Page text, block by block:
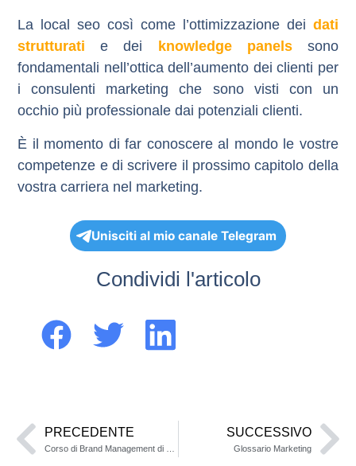
La local seo così come l’ottimizzazione dei dati
strutturati e dei knowledge panelssono
fondamentali nell’ottica dell’aumento dei clienti per
i consulenti marketing che sono visti con un
occhio più professionale dai potenziali clienti.
È il momento di far conoscere al mondo le vostre
competenze e di scrivere il prossimo capitolo della
vostra carriera nel marketing.
Unisciti al mio canale Telegram
Condividi l'articolo
PRECEDENTE SUCCESSIVO
Glossario Marketing